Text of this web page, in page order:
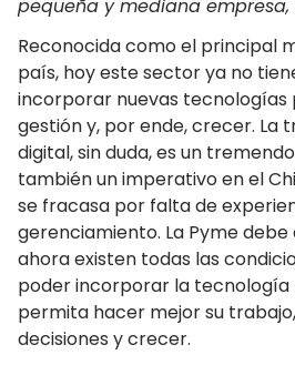
pequeña y mediana empresa,
Reconocida como el principal
país, hoy este sector ya no
incorporar nuevas tecnologías
gestión y, por ende, crecer. La
digital, sin duda, es un
también un imperativo en el
se fracasa por falta de
gerenciamiento. La Pyme
ahora existen todas las
poder incorporar la tecnología
permita hacer mejor su
decisiones y crecer.